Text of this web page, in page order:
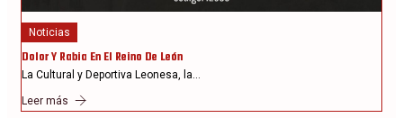
Noticias
Dolor Y Rabia En El Reino De León
La Cultural y Deportiva Leonesa, la…
Leer más